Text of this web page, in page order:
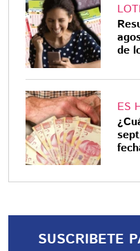
de
ES
SUSCRIBETE